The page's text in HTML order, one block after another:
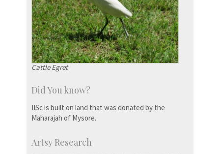
Cattle Egret
Did You know?
IISc is built on land that was donated by the
Maharajah of Mysore.
Artsy Research